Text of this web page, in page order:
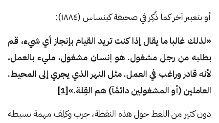
أو بتعبير آخر كما ذُكِر في صحيفة كينساس (١٨٨٤):
«لذلك غالبا ما يقال إذا كنت تريد القيام بإنجاز أي شيء، قم
بطلبه من رجل مشغول. هو إنسان مشغول، مليء بالعمل،
لأنه قادر وراغب في العمل. مثل النهر الذي يجري إلى المحيط.
العاملين (أو المشغولين دائمًآ) هم القِلة.»[1]
دون كثير من اللغط حول هذه النقطة، جرب وكلِف مهمة بسيطة